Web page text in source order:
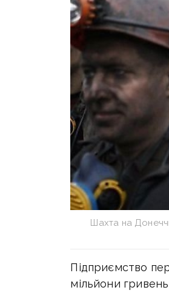
Шахта на
Підприємство
мільйони